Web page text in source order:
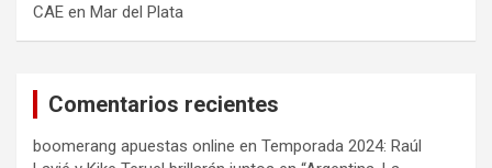
CAE en Mar del Plata
Comentarios recientes
boomerang apuestas online en Temporada 2024: Raúl